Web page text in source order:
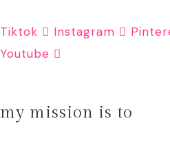
Tiktok Instagram
Youtube
my mission is to